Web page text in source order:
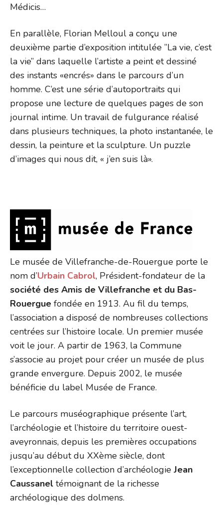
Médicis…
En parallèle, Florian Melloul a conçu une
deuxième partie d’exposition intitulée ”La vie, c’est
la vie” dans laquelle l’artiste a peint et dessiné
des instants «encrés» dans le parcours d’un
homme. C’est une série d’autoportraits qui
propose une lecture de quelques pages de son
journal intime. Un travail de fulgurance réalisé
dans plusieurs techniques, la photo instantanée, le
dessin, la peinture et la sculpture. Un puzzle
d’images qui nous dit, « j’en suis là».
Le musée de Villefranche-de-Rouergue porte le
nom d’Urbain Cabrol, Président-fondateur de la
société des Amis de Villefranche et du Bas-
Rouergue fondée en 1913. Au fil du temps,
l’association a disposé de nombreuses collections
centrées sur l’histoire locale. Un premier musée
voit le jour. A partir de 1963, la Commune
s’associe au projet pour créer un musée de plus
grande envergure. Depuis 2002, le musée
bénéficie du label Musée de France.
Le parcours muséographique présente l’art,
l’archéologie et l’histoire du territoire ouest-
aveyronnais, depuis les premières occupations
jusqu’au début du XXème siècle, dont
l’exceptionnelle collection d’archéologie Jean
Caussanel témoignant de la richesse
archéologique des dolmens.